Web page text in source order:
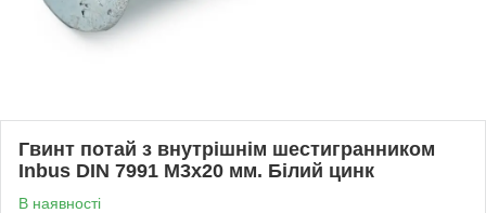
Гвинт потай з внутрішнім шестигранником
Inbus DIN 7991 М3х20 мм. Білий цинк
В наявності